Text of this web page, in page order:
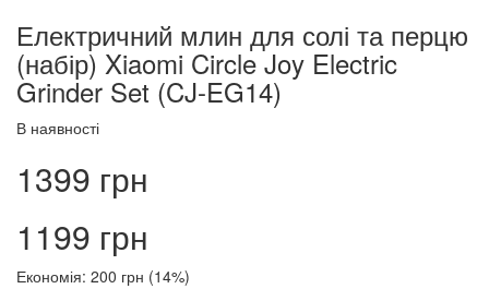
Електричний млин для солі та перцю
(набір) Xiaomi Circle Joy Electric
Grinder Set (CJ-EG14)
В наявності
1399 грн
1199 грн
Економія: 200 грн (14%)